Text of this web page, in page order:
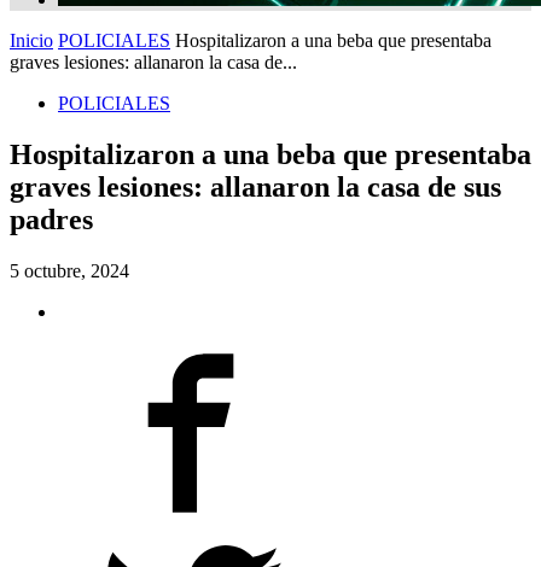
Inicio POLICIALES Hospitalizaron a una beba que presentaba
graves lesiones: allanaron la casa de...
POLICIALES
Hospitalizaron a una beba que presentaba
graves lesiones: allanaron la casa de sus
padres
5 octubre, 2024